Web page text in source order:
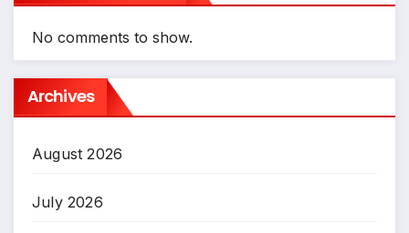
No comments to show.
Archives
August 2026
July 2026